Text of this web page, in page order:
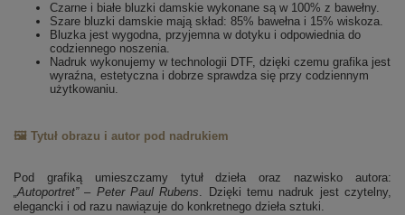
Czarne i białe bluzki damskie wykonane są w 100% z bawełny.
Szare bluzki damskie mają skład: 85% bawełna i 15% wiskoza.
Bluzka jest wygodna, przyjemna w dotyku i odpowiednia do
codziennego noszenia.
Nadruk wykonujemy w technologii DTF, dzięki czemu grafika jest
wyraźna, estetyczna i dobrze sprawdza się przy codziennym
użytkowaniu.
🖼️ Tytuł obrazu i autor pod nadrukiem
Pod grafiką umieszczamy tytuł dzieła oraz nazwisko autora:
„Autoportret” – Peter Paul Rubens. Dzięki temu nadruk jest czytelny,
elegancki i od razu nawiązuje do konkretnego dzieła sztuki.